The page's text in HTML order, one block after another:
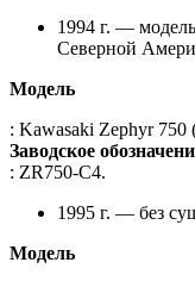
1994 г. —
Северной
Модель
: Kawasaki Zephyr
Заводское
: ZR750-C4.
1995 г. — без
Модель